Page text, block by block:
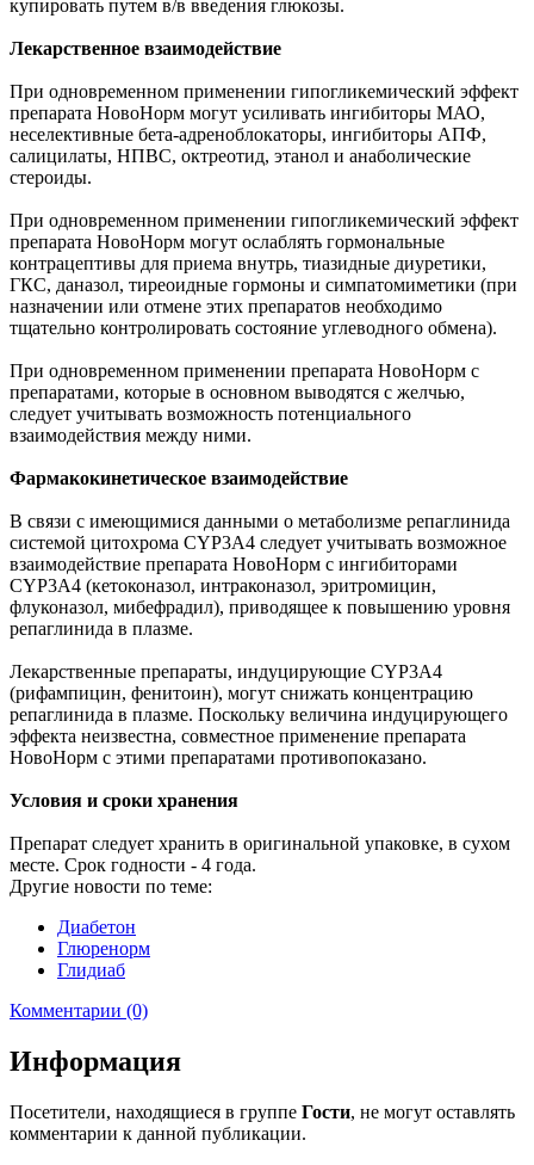
купировать путем в/в введения глюкозы.
Лекарственное взаимодействие
При одновременном применении гипогликемический эффект
препарата НовоНорм могут усиливать ингибиторы МАО,
неселективные бета-адреноблокаторы, ингибиторы АПФ,
салицилаты, НПВС, октреотид, этанол и анаболические
стероиды.
При одновременном применении гипогликемический эффект
препарата НовоНорм могут ослаблять гормональные
контрацептивы для приема внутрь, тиазидные диуретики,
ГКС, даназол, тиреоидные гормоны и симпатомиметики (при
назначении или отмене этих препаратов необходимо
тщательно контролировать состояние углеводного обмена).
При одновременном применении препарата НовоНорм с
препаратами, которые в основном выводятся с желчью,
следует учитывать возможность потенциального
взаимодействия между ними.
Фармакокинетическое взаимодействие
В связи с имеющимися данными о метаболизме репаглинида
системой цитохрома CYP3A4 следует учитывать возможное
взаимодействие препарата НовоНорм с ингибиторами
CYP3A4 (кетоконазол, интраконазол, эритромицин,
флуконазол, мибефрадил), приводящее к повышению уровня
репаглинида в плазме.
Лекарственные препараты, индуцирующие CYP3A4
(рифампицин, фенитоин), могут снижать концентрацию
репаглинида в плазме. Поскольку величина индуцирующего
эффекта неизвестна, совместное применение препарата
НовоНорм с этими препаратами противопоказано.
Условия и сроки хранения
Препарат следует хранить в оригинальной упаковке, в сухом
месте. Срок годности - 4 года.
Другие новости по теме:
Диабетон
Глюренорм
Глидиаб
Комментарии (0)
Информация
Посетители, находящиеся в группе Гости, не могут оставлять
комментарии к данной публикации.